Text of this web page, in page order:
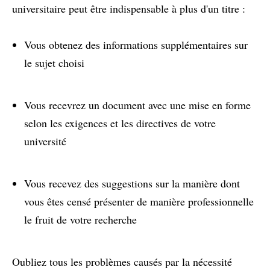
universitaire peut être indispensable à plus d'un titre :
Vous obtenez des informations supplémentaires sur
le sujet choisi
Vous recevrez un document avec une mise en forme
selon les exigences et les directives de votre
université
Vous recevez des suggestions sur la manière dont
vous êtes censé présenter de manière professionnelle
le fruit de votre recherche
Oubliez tous les problèmes causés par la nécessité